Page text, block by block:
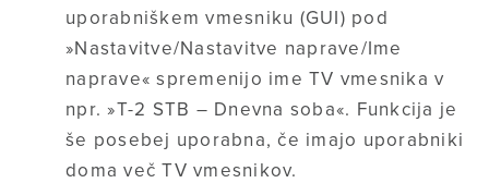
uporabniškem vmesniku (GUI) pod
»Nastavitve/Nastavitve naprave/Ime
naprave« spremenijo ime TV vmesnika v
npr. »T-2 STB – Dnevna soba«. Funkcija je
še posebej uporabna, če imajo uporabniki
doma več TV vmesnikov.